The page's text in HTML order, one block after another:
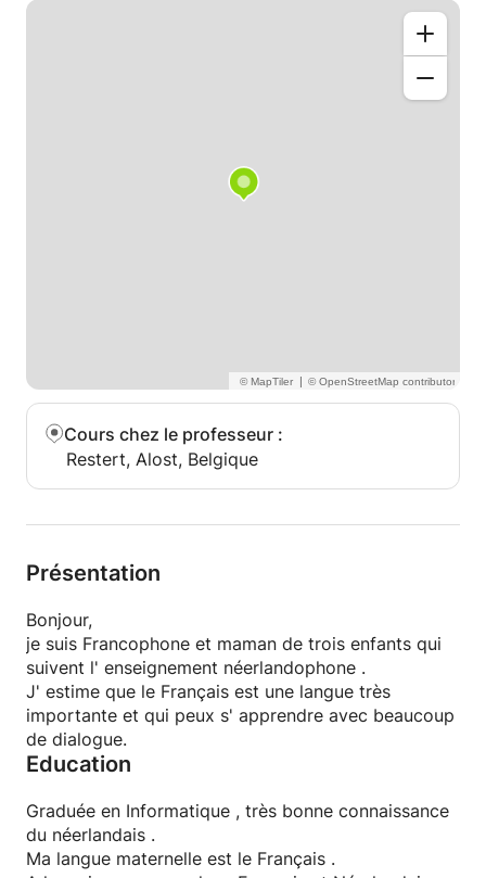
|
Cours chez le professeur :
Restert, Alost, Belgique
Présentation
Bonjour,
je suis Francophone et maman de trois enfants qui
suivent l' enseignement néerlandophone .
J' estime que le Français est une langue très
importante et qui peux s' apprendre avec beaucoup
de dialogue.
Education
Graduée en Informatique , très bonne connaissance
du néerlandais .
Ma langue maternelle est le Français .